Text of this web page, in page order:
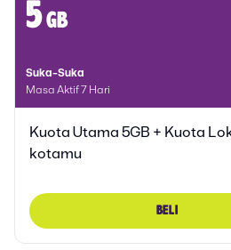
5gb
Suka-Suka
Masa Aktif 7 Hari
Kuota Utama 5GB + Kuota
kotamu
BELI